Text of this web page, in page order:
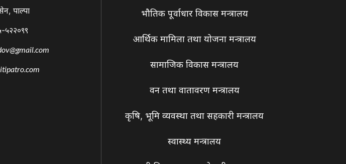
पाल्पा
५२२०९९
भौतिक पूर्वाधार विकास मन्त्रालय
आर्थिक मामिला तथा योजना मन्त्रालय
सामाजिक विकास मन्त्रालय
वन तथा वातावरण मन्त्रालय
कृषि, भूमि व्यवस्था तथा सहकारी मन्त्रालय
स्वास्थ्य मन्त्रालय